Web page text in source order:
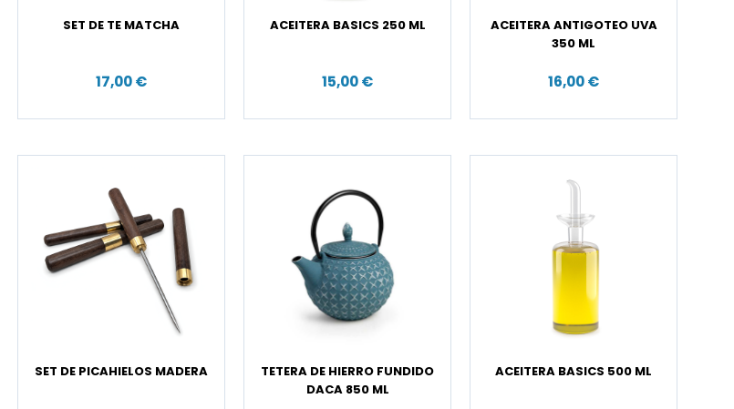
SET DE TE MATCHA
17,00 €
ACEITERA BASICS 250 ML
15,00 €
ACEITERA ANTIGOTEO UVA
350 ML
16,00 €
SET DE PICAHIELOS MADERA
TETERA DE HIERRO FUNDIDO
DACA 850 ML
ACEITERA BASICS 500 ML